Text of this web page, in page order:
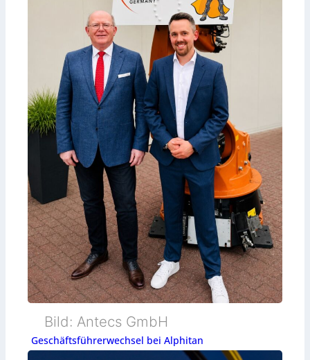
Bild: Antecs GmbH
Geschäftsführerwechsel bei Alphitan